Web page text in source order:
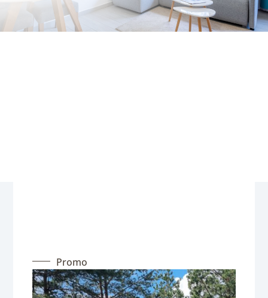
Promo